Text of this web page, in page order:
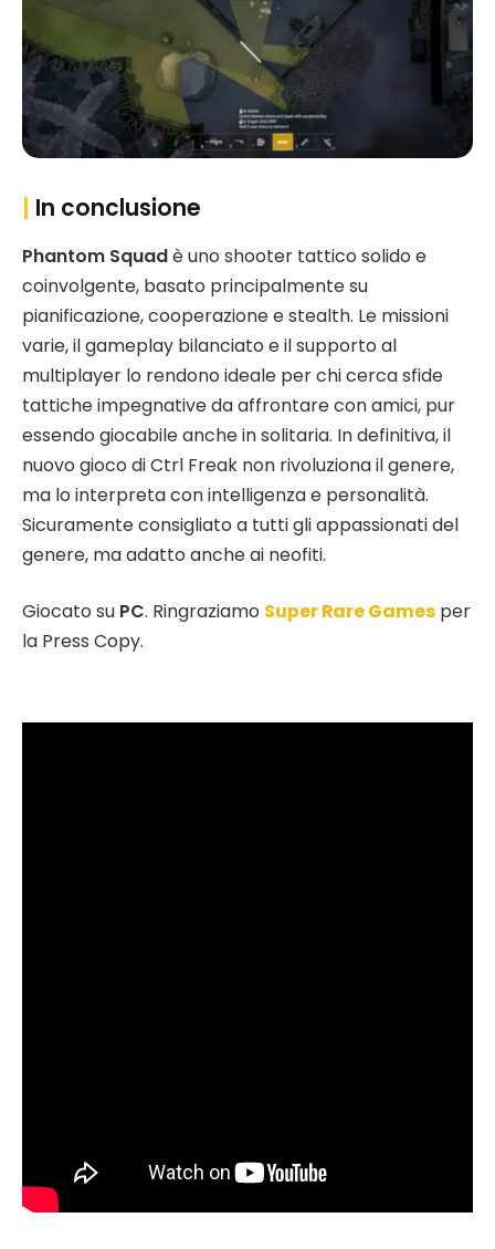
| In conclusione
Phantom Squadè uno shooter tattico solido e
coinvolgente, basato principalmente su
pianificazione, cooperazione e stealth. Le missioni
varie, il gameplay bilanciato e il supporto al
multiplayer lo rendono ideale per chi cerca sfide
tattiche impegnative da affrontare con amici, pur
essendo giocabile anche in solitaria. In definitiva, il
nuovo gioco di Ctrl Freak non rivoluziona il genere,
ma lo interpreta con intelligenza e personalità.
Sicuramente consigliato a tutti gli appassionati del
genere, ma adatto anche ai neofiti.
Giocato su PC. Ringraziamo Super Rare Games per
la Press Copy.